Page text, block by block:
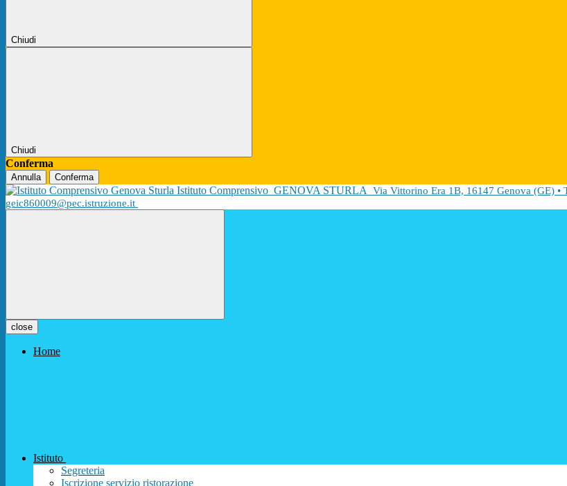
Chiudi
Chiudi
Conferma
Annulla Conferma
Istituto Comprensivo GENOVA STURLA
Via Vittorino Era 1B, 16147 Genova (GE) •
geic860009@pec.istruzione.it
close
Home
Istituto
Segreteria
Iscrizione servizio ristorazione